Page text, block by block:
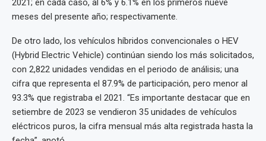
2021; en cada caso, al 6% y 6.1% en los primeros nueve
meses del presente año; respectivamente.
De otro lado, los vehículos híbridos convencionales o HEV
(Hybrid Electric Vehicle) continúan siendo los más solicitados,
con 2,822 unidades vendidas en el periodo de análisis; una
cifra que representa el 87.9% de participación, pero menor al
93.3% que registraba el 2021. “Es importante destacar que en
setiembre de 2023 se vendieron 35 unidades de vehículos
eléctricos puros, la cifra mensual más alta registrada hasta la